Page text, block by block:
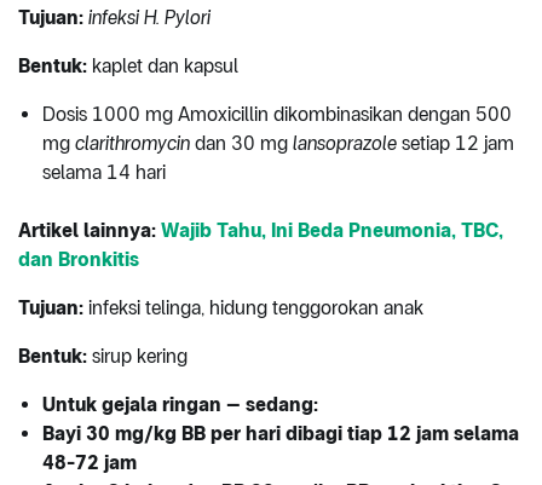
Tujuan: infeksi H. Pylori
Bentuk: kaplet dan kapsul
Dosis 1000 mg Amoxicillin dikombinasikan dengan 500
mg clarithromycin dan 30 mg lansoprazole setiap 12 jam
selama 14 hari
Artikel lainnya: Wajib Tahu, Ini Beda Pneumonia, TBC,
dan Bronkitis
Tujuan: infeksi telinga, hidung tenggorokan anak
Bentuk: sirup kering
Untuk gejala ringan – sedang:
Bayi 30 mg/kg BB per hari dibagi tiap 12 jam selama
48-72 jam